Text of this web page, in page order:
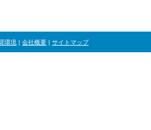
環境 | 会社概要 | サイトマップ